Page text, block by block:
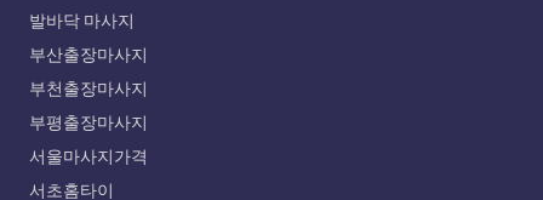
발바닥 마사지
부산출장마사지
부천출장마사지
부평출장마사지
서울마사지가격
서초홈타이